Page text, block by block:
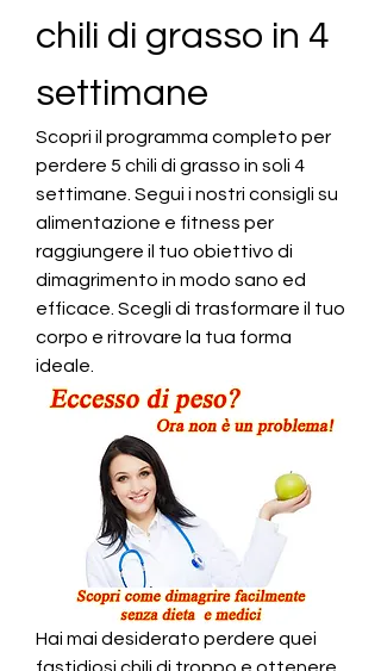
chili di grasso in 4
settimane
Scopri il programma completo per
perdere 5 chili di grasso in soli 4
settimane. Segui i nostri consigli su
alimentazione e fitness per
raggiungere il tuo obiettivo di
dimagrimento in modo sano ed
efficace. Scegli di trasformare il tuo
corpo e ritrovare la tua forma
ideale.
Hai mai desiderato perdere quei